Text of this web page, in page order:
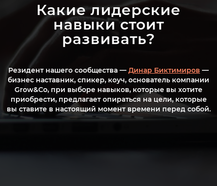
Какие лидерские
навыки стоит
развивать?
Резидент нашего сообщества — Динар Биктимиров —
бизнес наставник, спикер, коуч, основатель компании
Grow&Co, при выборе навыков, которые вы хотите
приобрести, предлагает опираться на цели, которые
вы ставите в настоящий момент времени перед собой.